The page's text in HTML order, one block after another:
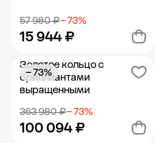
57 980 ₽− 73%
15 944 ₽
Добавить в корзину
Золотое кольцо с
бриллиантами
выращенными
363 980 ₽− 73%
100 094 ₽
− 73%